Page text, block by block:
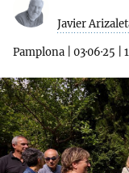
Javier
Pamplona 03·06·25